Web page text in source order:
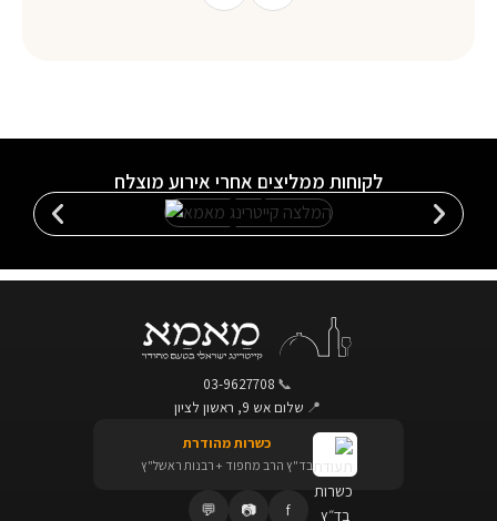
לקוחות ממליצים אחרי אירוע מוצלח
📞
03-9627708
📍 שלום אש 9, ראשון לציון
כשרות מהודרת
בד"ץ הרב מחפוד + רבנות ראשל"ץ
f
📷
💬